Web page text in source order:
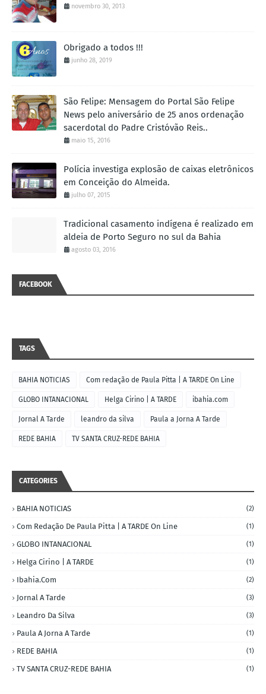
novembro 30, 2013
Obrigado a todos !!!
junho 28, 2019
São Felipe: Mensagem do Portal São Felipe
News pelo aniversário de 25 anos ordenação
sacerdotal do Padre Cristóvão Reis..
maio 15, 2016
Polícia investiga explosão de caixas eletrônicos
em Conceição do Almeida.
julho 07, 2015
Tradicional casamento indígena é realizado em
aldeia de Porto Seguro no sul da Bahia
agosto 03, 2016
FACEBOOK
TAGS
BAHIA NOTICIAS Com redação de Paula Pitta | A TARDE On Line
GLOBO INTANACIONAL Helga Cirino | A TARDE ibahia.com
Jornal A Tarde leandro da silva Paula a Jorna A Tarde
REDE BAHIA TV SANTA CRUZ-REDE BAHIA
CATEGORIES
BAHIA NOTICIAS (2)
Com Redação De Paula Pitta | A TARDE On Line (1)
GLOBO INTANACIONAL (1)
Helga Cirino | A TARDE (1)
Ibahia.com (2)
Jornal A Tarde (3)
Leandro Da Silva (3)
Paula A Jorna A Tarde (1)
REDE BAHIA (1)
TV SANTA CRUZ-REDE BAHIA (1)